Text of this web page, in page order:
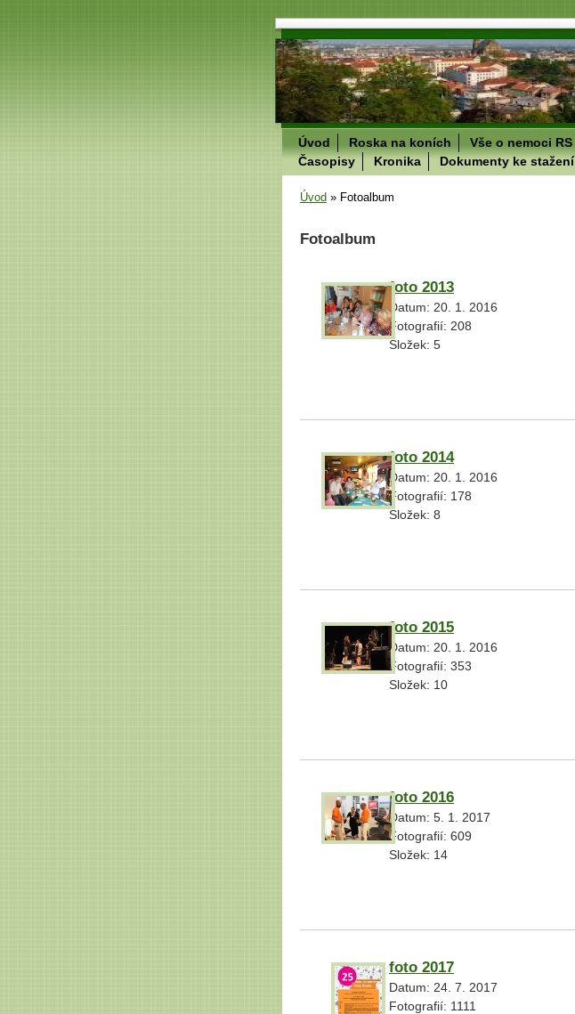
Úvod Roska na koních Vše o nemoci RS
Časopisy
Kronika Dokumenty ke stažení
Úvod » Fotoalbum
Fotoalbum
foto 2013
Datum: 20. 1. 2016
Fotografií: 208
Složek: 5
foto 2014
Datum: 20. 1. 2016
Fotografií: 178
Složek: 8
foto 2015
Datum: 20. 1. 2016
Fotografií: 353
Složek: 10
foto 2016
Datum: 5. 1. 2017
Fotografií: 609
Složek: 14
foto 2017
Datum: 24. 7. 2017
Fotografií: 1111